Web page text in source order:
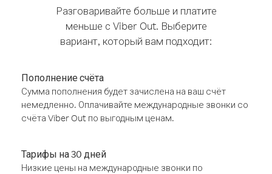
Разговаривайте больше и платите
меньше с Viber Out. Выберите
вариант, который вам подходит:
Пополнение счёта
Сумма пополнения будет зачислена на ваш счёт
немедленно. Оплачивайте международные звонки со
счёта Viber Out по выгодным ценам.
Тарифы на 30 дней
Низкие цены на международные звонки по